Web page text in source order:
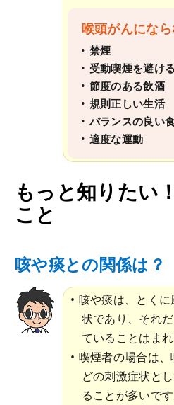
喉頭がんにな
禁煙
受動喫煙を避ける
節度のある飲酒
規則正しい生活
バランスの良い
適度な運動
もっと知りた
こと
咳や痰との関係は？
咳や痰は、とく
状であり、それ
ていることはまれ
喫煙者の場合は
どの刺激症状と
ることが多いです